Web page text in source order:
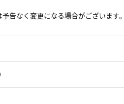
告なく変更になる場合がございます